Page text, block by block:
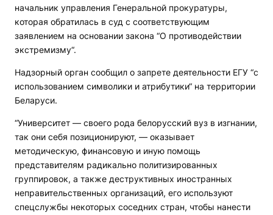
начальник управления Генеральной прокуратуры,
которая обратилась в суд с соответствующим
заявлением на основании закона “О противодействии
экстремизму“.
Надзорный орган сообщил о запрете деятельности ЕГУ “с
использованием символики и атрибутики“ на территории
Беларуси.
“Университет — своего рода белорусский вуз в изгнании,
так они себя позиционируют, — оказывает
методическую, финансовую и иную помощь
представителям радикально политизированных
группировок, а также деструктивных иностранных
неправительственных организаций, его используют
спецслужбы некоторых соседних стран, чтобы нанести